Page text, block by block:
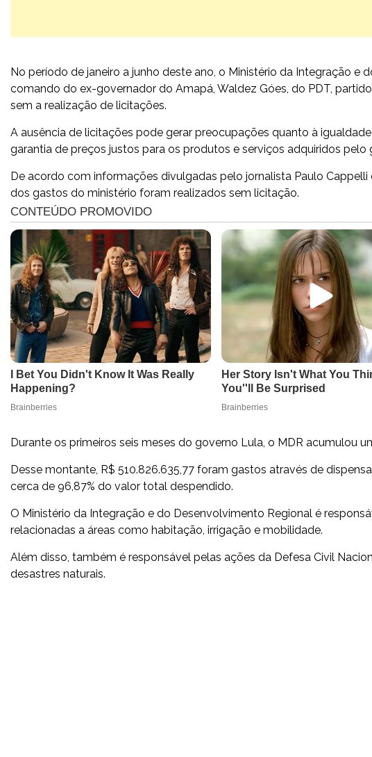
No período de janeiro a junho deste ano, o Ministério da Integração e
comando do ex-governador do Amapá, Waldez Góes, do PDT,
sem a realização de licitações.
A ausência de licitações pode gerar preocupações quanto à
garantia de preços justos para os produtos e serviços adquiridos pelo
De acordo com informações divulgadas pelo jornalista Paulo
dos gastos do ministério foram realizados sem licitação.
Durante os primeiros seis meses do governo Lula, o MDR acumulou
Desse montante, R$ 510.826.635,77 foram gastos através de
cerca de 96,87% do valor total despendido.
O Ministério da Integração e do Desenvolvimento Regional é
relacionadas a áreas como habitação, irrigação e mobilidade.
Além disso, também é responsável pelas ações da Defesa Civil
desastres naturais.